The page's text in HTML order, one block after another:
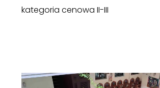
kategoria cenowa II-III